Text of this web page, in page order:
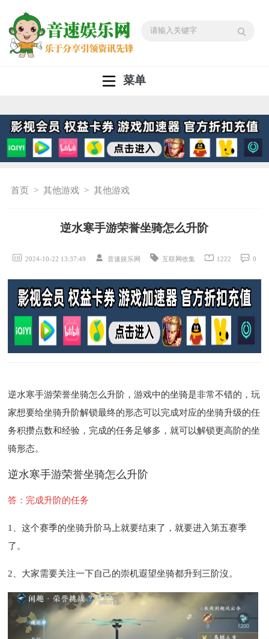
菜单
首页 >其他游戏 >其他游戏
逆水寒手游荣誉坐骑怎么升阶
2024-10-22 13:37:49 音速娱乐网 互联网收集 1222 0
逆水寒手游荣誉坐骑怎么升阶，游戏中的坐骑是非常不错的，玩
家想要给坐骑升阶解锁最终的形态可以完成对应的坐骑升级的任
务积攒点数和经验，完成的任务足够多，就可以解锁更高阶的坐
骑形态。
逆水寒手游荣誉坐骑怎么升阶
答：完成升阶的任务
1、这个赛季的坐骑升阶马上就要结束了，就要进入第五赛季
了。
2、大家需要关注一下自己的崇机遐望坐骑都升到三阶沒。